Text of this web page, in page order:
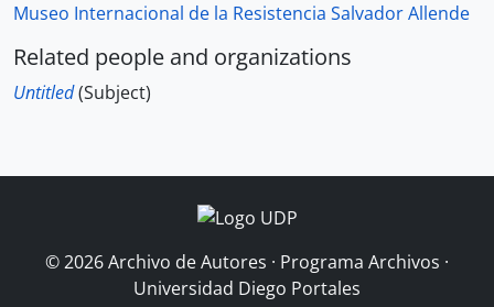
Museo Internacional de la Resistencia Salvador Allende
Related people and organizations
Untitled(Subject)
© 2026 Archivo de Autores · Programa Archivos ·
Universidad Diego Portales